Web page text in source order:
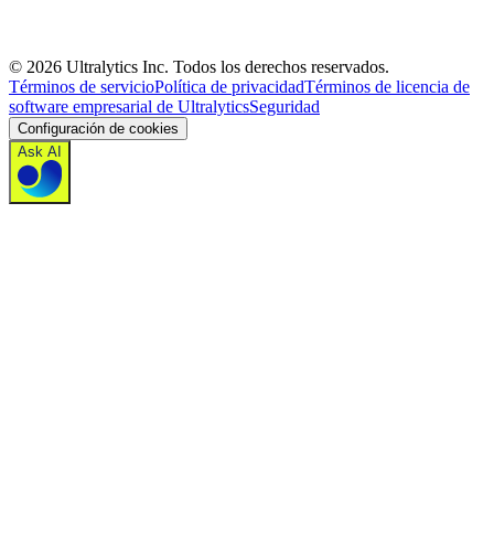
© 2026 Ultralytics Inc. Todos los derechos reservados.
Términos de servicioPolítica de privacidadTérminos de licencia de
software empresarial de UltralyticsSeguridad
Configuración de cookies
Ask AI